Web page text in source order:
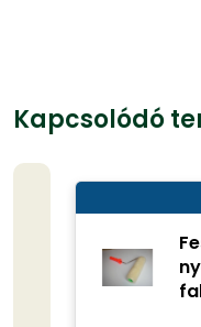
Kapcsolódó